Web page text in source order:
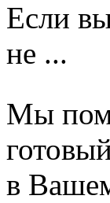
Если
не ...
Мы
в